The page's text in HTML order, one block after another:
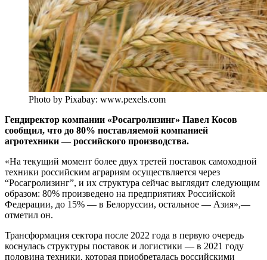
Photo by Pixabay: www.pexels.com
Гендиректор компании «Росагролизинг» Павел Косов
сообщил, что до 80% поставляемой компанией
агротехники — российского производства.
«На текущий момент более двух третей поставок самоходной
техники российским аграриям осуществляется через
“Росагролизинг”, и их структура сейчас выглядит следующим
образом: 80% произведено на предприятиях Российской
Федерации, до 15% — в Белоруссии, остальное — Азия»,—
отметил он.
Трансформация сектора после 2022 года в первую очередь
коснулась структуры поставок и логистики — в 2021 году
половина техники, которая приобреталась российскими